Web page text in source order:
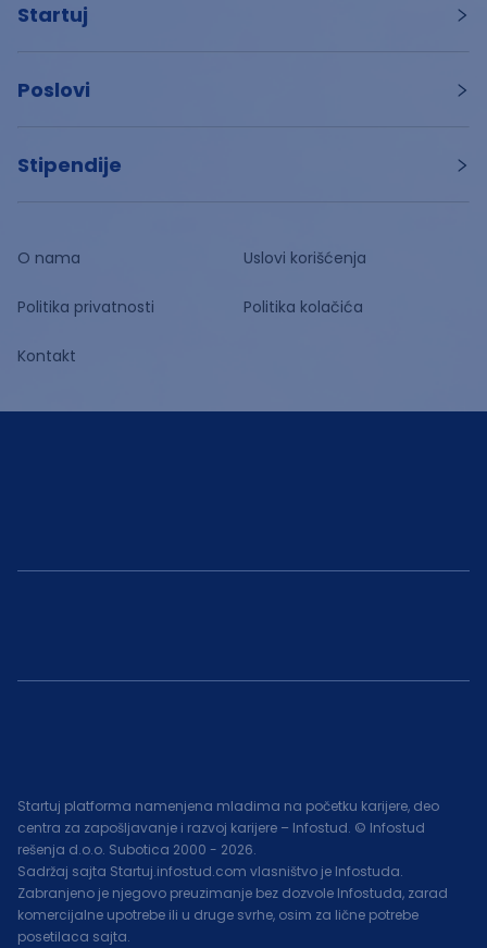
Startuj
Poslovi
Stipendije
O nama Uslovi korišćenja
Politika privatnosti Politika kolačića
Kontakt
Startuj platforma namenjena mladima na početku karijere, deo
centra za zapošljavanje i razvoj karijere – Infostud. © Infostud
rešenja d.o.o. Subotica 2000 - 2026.
Sadržaj sajta Startuj.infostud.com vlasništvo je Infostuda.
Zabranjeno je njegovo preuzimanje bez dozvole Infostuda, zarad
komercijalne upotrebe ili u druge svrhe, osim za lične potrebe
posetilaca sajta.